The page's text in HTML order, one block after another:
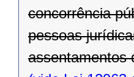
concorrência
pessoas
assentamentos